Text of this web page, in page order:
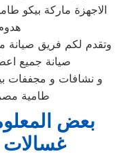
الاجهزة ماركة بيكو
وتقدم لكم فريق
صيانة جميع
و نشافات و مجففات
طامية مصر
بعض
غسالات